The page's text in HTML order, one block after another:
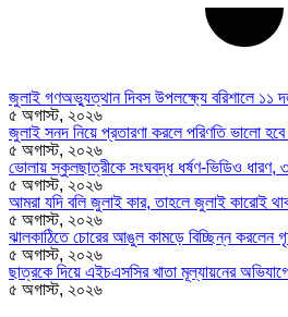
জুলাই গণঅভ্যুত্থান দিবস উপলক্ষ্যে বরিশালে ১১
৫ অগাস্ট, ২০২৬
জুলাই সনদ নিয়ে প্রতারণা করলে পরিণতি ভালো
৫ অগাস্ট, ২০২৬
ভোলায় স্কুলছাত্রীকে সংঘবদ্ধ ধর্ষণ-ভিডিও ধারণ,
৫ অগাস্ট, ২০২৬
আমরা যদি বলি জুলাই কার, তাহলে জুলাই কারোই
৫ অগাস্ট, ২০২৬
ঝালকাঠিতে চোরের আঙুল কামড়ে বিচ্ছিন্ন করলেন
৫ অগাস্ট, ২০২৬
ছাত্রকে দিয়ে এইচএসসির খাতা মূল্যায়নের
৫ অগাস্ট, ২০২৬